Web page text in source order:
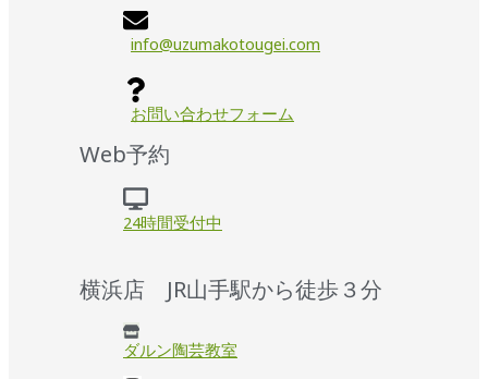
info@uzumakotougei.com
お問い合わせフォーム
Web予約
24時間受付中
横浜店 JR山手駅から徒歩３分
ダルン陶芸教室